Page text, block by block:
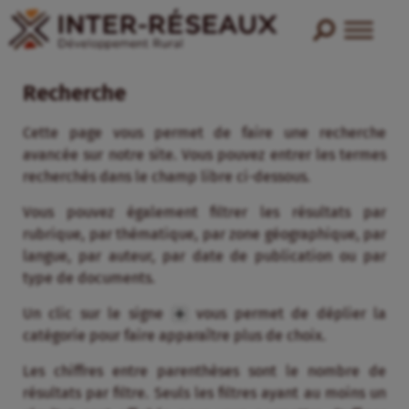
Recherche
Cette page vous permet de faire une recherche
avancée sur notre site. Vous pouvez entrer les termes
recherchés dans le champ libre ci-dessous.
Vous pouvez également filtrer les résultats par
rubrique, par thématique, par zone géographique, par
langue, par auteur, par date de publication ou par
type de documents.
Un clic sur le signe
vous permet de déplier la
catégorie pour faire apparaître plus de choix.
Les chiffres entre parenthèses sont le nombre de
résultats par filtre. Seuls les filtres ayant au moins un